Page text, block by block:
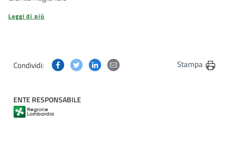
Leggi di più
Condividi: Condividi questa pagina su Facebook
Condividi questa pagina su Twitter
Condividi questa pagina su Linkedin
Condividi questa pagina via
Stampa
ENTE RESPONSABILE